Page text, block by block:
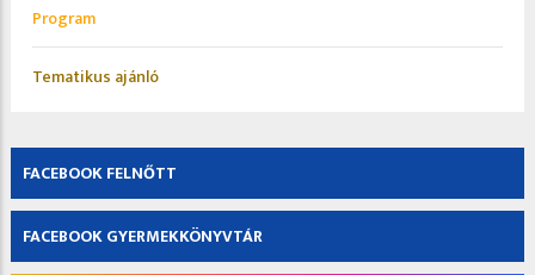
Program
Tematikus ajánló
FACEBOOK FELNŐTT
FACEBOOK GYERMEKKÖNYVTÁR